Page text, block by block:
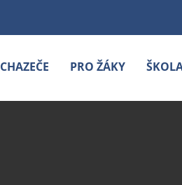
PRO ŽÁKY